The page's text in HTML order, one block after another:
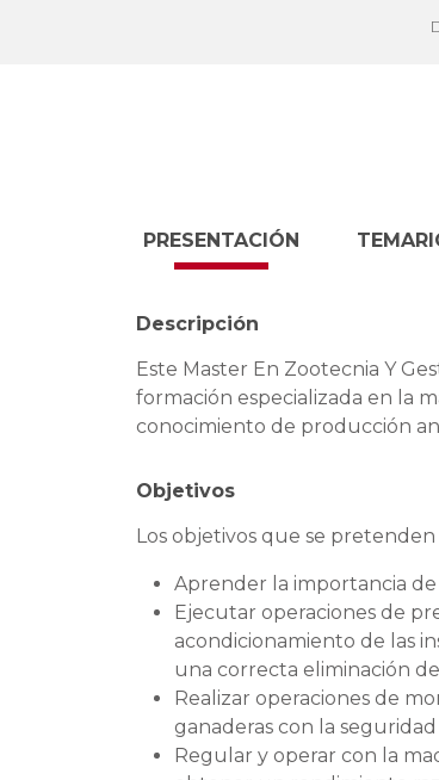
PRESENTACIÓN
Descripción
Este Master En Zootecnia Y
formación especializada en la
conocimiento de producción
Objetivos
Los objetivos que se
Aprender la importancia
Ejecutar operaciones de
acondicionamiento de las
una correcta eliminación
Realizar operaciones de
ganaderas con la
Regular y operar con la